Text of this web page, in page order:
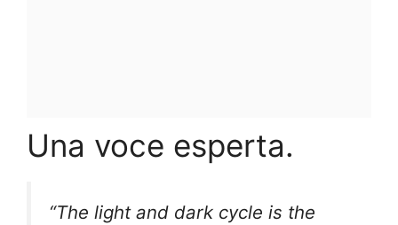
Una voce esperta.
“The light and dark cycle is the